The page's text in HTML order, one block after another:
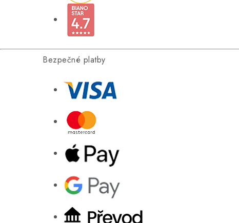
Bezpečné platby